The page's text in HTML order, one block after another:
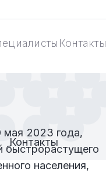
Контакты
Контакты
мая 2023 года,
быстрорастущего
населения,